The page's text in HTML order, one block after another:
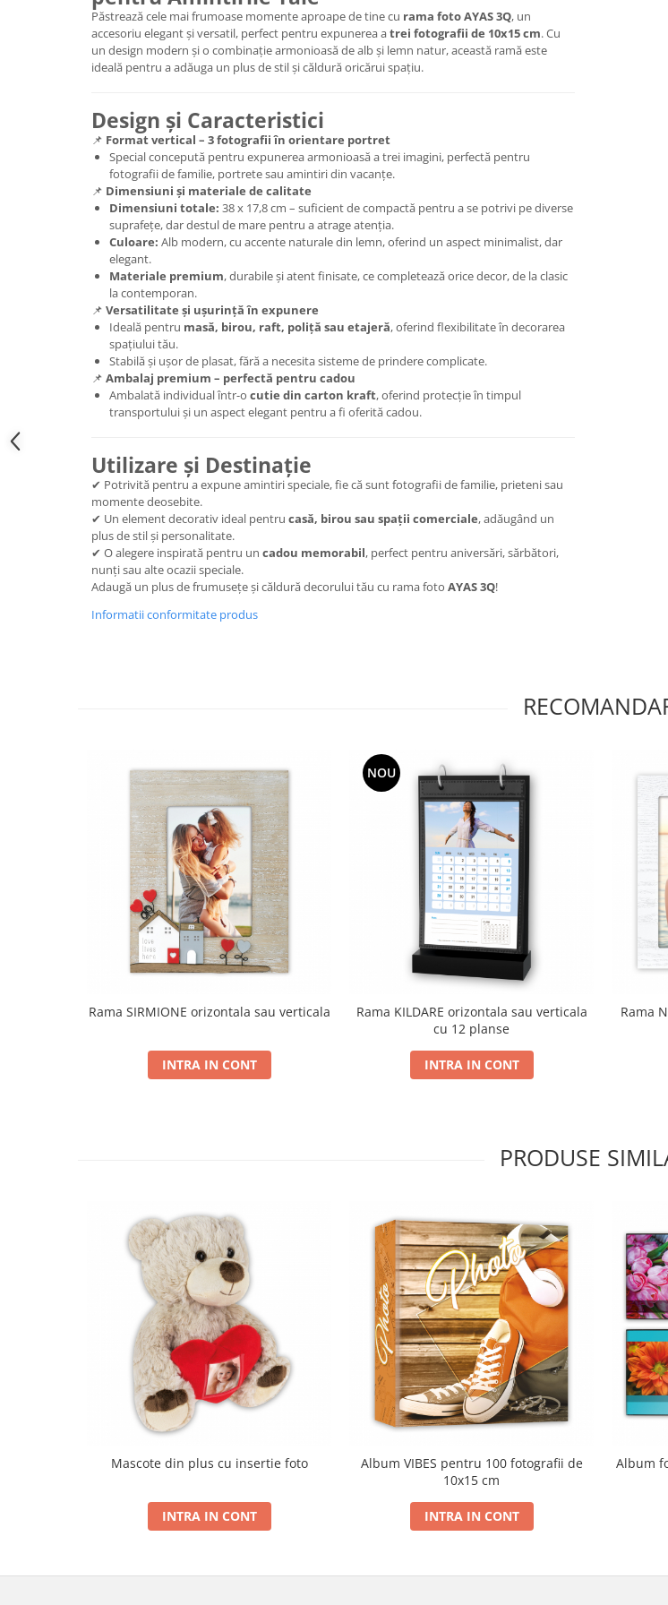
Păstrează cele mai frumoase momente aproape de tine cu rama foto AYAS 3Q, un
accesoriu elegant și versatil, perfect pentru expunerea atrei fotografii de 10x15 cm. Cu
un design modern și o combinație armonioasă de alb și lemn natur, această ramă este
ideală pentru a adăuga un plus de stil și căldură oricărui spațiu.
Design și Caracteristici
📌 Format vertical – 3 fotografii în orientare portret
Special concepută pentru expunerea armonioasă a trei imagini, perfectă pentru
fotografii de familie, portrete sau amintiri din vacanțe.
📌 Dimensiuni și materiale de calitate
Dimensiuni totale: 38 x 17,8 cm – suficient de compactă pentru a se potrivi pe diverse
suprafețe, dar destul de mare pentru a atrage atenția.
Culoare: Alb modern, cu accente naturale din lemn, oferind un aspect minimalist, dar
elegant.
Materiale premium, durabile și atent finisate, ce completează orice decor, de la clasic
la contemporan.
📌 Versatilitate și ușurință în expunere
Ideală pentru masă, birou, raft, poliță sau etajeră, oferind flexibilitate în decorarea
spațiului tău.
Stabilă și ușor de plasat, fără a necesita sisteme de prindere complicate.
📌 Ambalaj premium – perfectă pentru cadou
Ambalată individual într-o cutie din carton kraft, oferind protecție în timpul
transportului și un aspect elegant pentru a fi oferită cadou.
Utilizare și Destinație
✔ Potrivită pentru a expune amintiri speciale, fie că sunt fotografii de familie, prieteni sau
momente deosebite.
✔ Un element decorativ ideal pentru casă, birou sau spații comerciale, adăugând un
plus de stil și personalitate.
✔ O alegere inspirată pentru un cadou memorabil, perfect pentru aniversări, sărbători,
nunți sau alte ocazii speciale.
Adaugă un plus de frumusețe și căldură decorului tău cu rama foto AYAS 3Q!
Informatii conformitate produs
Rama SIRMIONE orizontala sau verticala
INTRA IN CONT
NOU
Rama KILDARE orizontala sau verticala
cu 12 planse
INTRA IN CONT
Rama
PRODUSE
Mascote din plus cu insertie foto
INTRA IN CONT
Album VIBES pentru 100 fotografii de
10x15 cm
INTRA IN CONT
Album